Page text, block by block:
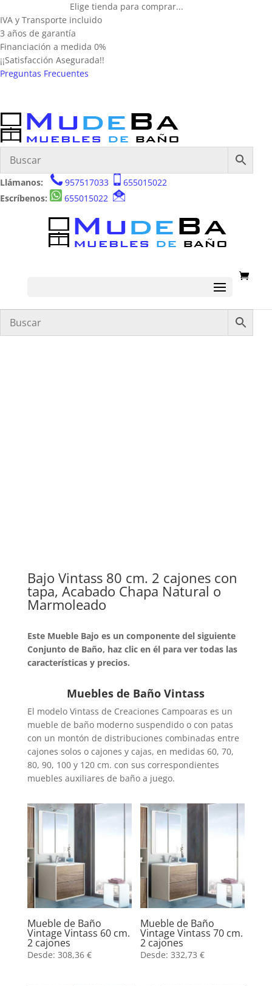
Elige tienda para comprar...
IVA y Transporte incluido
3 años de garantía
Financiación a medida 0%
¡¡Satisfacción Asegurada!!
Preguntas Frecuentes
Llámanos: 957517033
655015022
Escríbenos:
655015022
Bajo Vintass 80 cm. 2 cajones con
tapa, Acabado Chapa Natural o
Marmoleado
Este Mueble Bajo es un componente del siguiente
Conjunto de Baño, haz clic en él para ver todas las
características y precios.
Muebles de Baño Vintass
El modelo Vintass de Creaciones Campoaras es un
mueble de baño moderno suspendido o con patas
con un montón de distribuciones combinadas entre
cajones solos o cajones y cajas, en medidas 60, 70,
80, 90, 100 y 120 cm. con sus correspondientes
muebles auxiliares de baño a juego.
Mueble de Baño
Vintage Vintass 60 cm.
2 cajones
Desde: 308,36 €
Mueble de Baño
Vintage Vintass 70 cm.
2 cajones
Desde:332,73€